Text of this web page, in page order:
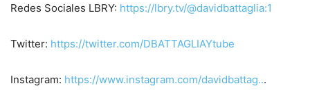
Redes Sociales LBRY: https://lbry.tv/@davidbattaglia:1
Twitter: https://twitter.com/DBATTAGLIAYtube
Instagram: https://www.instagram.com/davidbattag...